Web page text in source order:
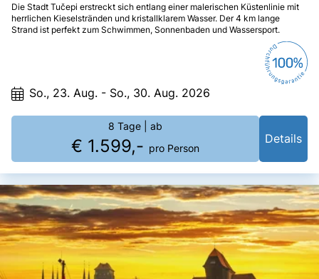
Die Stadt Tučepi erstreckt sich entlang einer malerischen Küstenlinie mit
herrlichen Kieselstränden und kristallklarem Wasser. Der 4 km lange
Strand ist perfekt zum Schwimmen, Sonnenbaden und Wassersport.
So., 23. Aug. - So., 30. Aug. 2026
8 Tage | ab
€ 1.599,- pro Person
Details